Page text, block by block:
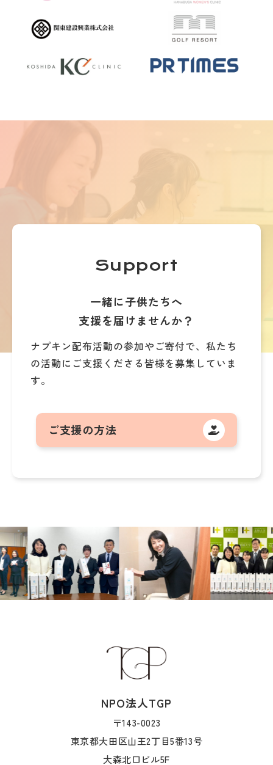
Support
一緒に子供たちへ
支援を届けませんか？
ナプキン配布活動の参加やご寄付で、私たち
の活動にご支援くださる皆様を募集していま
す。
ご支援の方法
NPO法人TGP
〒143-0023
東京都大田区山王2丁目5番13号
大森北口ビル5F